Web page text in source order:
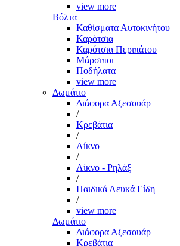
view more
Βόλτα
Καθίσματα Αυτοκινήτου
Καρότσια
Καρότσια Περιπάτου
Μάρσιποι
Ποδήλατα
view more
Δωμάτιο
Διάφορα Αξεσουάρ
/
Κρεβάτια
/
Λίκνο
/
Λίκνο - Ρηλάξ
/
Παιδικά Λευκά Είδη
/
view more
Δωμάτιο
Διάφορα Αξεσουάρ
Κρεβάτια